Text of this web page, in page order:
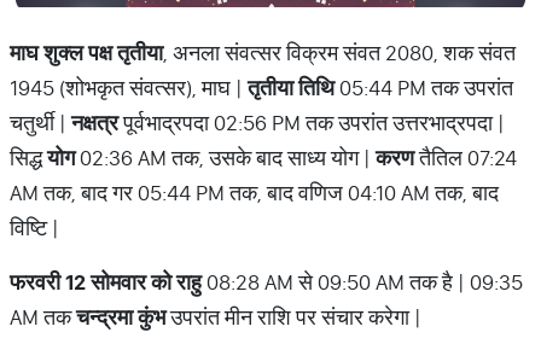
माघ शुक्ल पक्ष तृतीया, अनला संवत्सर विक्रम संवत 2080, शक संवत
1945 (शोभकृत संवत्सर), माघ |तृतीया तिथि05:44 PM तक उपरांत
चतुर्थी |नक्षत्रपूर्वभाद्रपदा 02:56 PM तक उपरांत उत्तरभाद्रपदा |
सिद्धयोग02:36 AM तक, उसके बाद साध्य योग |करणतैतिल 07:24
AM तक, बाद गर 05:44 PM तक, बाद वणिज 04:10 AM तक, बाद
विष्टि |
फरवरी 12 सोमवार को राहु08:28 AM से 09:50 AM तक है | 09:35
AM तकचन्द्रमा कुंभउपरांत मीन राशि पर संचार करेगा |